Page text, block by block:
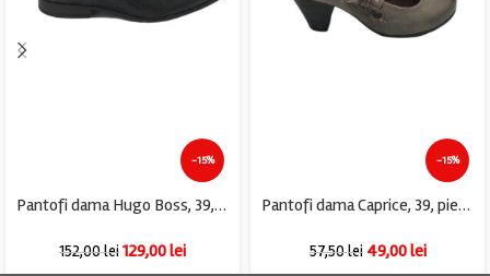
-15%
Pantofi dama Hugo Boss, 39, piele, negru
152,00lei129,00lei
-15%
Pantofi dama Caprice, 39, piele, gri
57,50lei 49,00lei